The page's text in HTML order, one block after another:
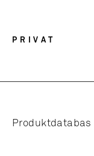
PRIVAT
Produktdatabas